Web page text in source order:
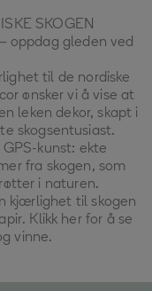
SKOGEN
oppdag gleden ved
til de nordiske
ønsker vi å vise at
leken dekor, skapt i
skogsentusiast.
GPS-kunst: ekte
fra skogen, som
i naturen.
kjærlighet til skogen
. Klikk her for å se
vinne.